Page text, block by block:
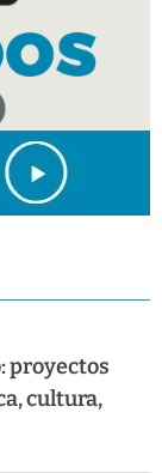
proyectos
cultura,